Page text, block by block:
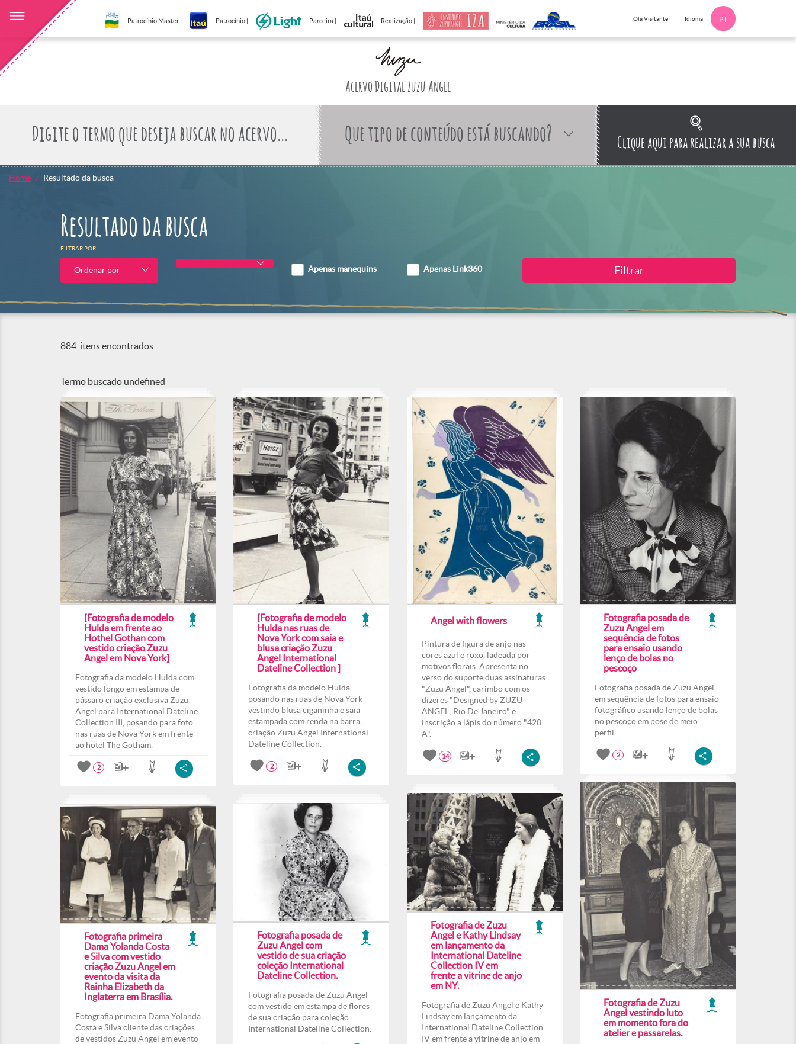
Patrocínio Master | Patrocínio | Parceira | Realização | Olá Visitante Idioma PT
Acervo Digital Zuzu Angel
Que tipo de conteúdo está buscando? Clique aqui para realizar a sua busca
Home Resultado da busca
Resultado da busca
FILTRAR POR:
Ordenar por Apenas manequins Apenas Link360
884 itens encontrados
Termo buscado undefined
[Fotografia de modelo
Hulda em frente ao
Hothel Gothan com
vestido criação Zuzu
Angel em Nova York]
Fotografia da modelo Hulda com
vestido longo em estampa de
pássaro criação exclusiva Zuzu
Angel para International Dateline
Collection III, posando para foto
nas ruas de Nova York em frente
ao hotel The Gotham.
2
[Fotografia de modelo
Hulda nas ruas de
Nova York com saia e
blusa criação Zuzu
Angel International
Dateline Collection ]
Fotografia da modelo Hulda
posando nas ruas de Nova York
vestindo blusa ciganinha e saia
estampada com renda na barra,
criação Zuzu Angel International
Dateline Collection.
2
Angel with flowers
Pintura de figura de anjo nas
cores azul e roxo, ladeada por
motivos florais. Apresenta no
verso do suporte duas assinaturas
"Zuzu Angel", carimbo com os
dizeres "Designed by ZUZU
ANGEL; Rio De Janeiro" e
inscrição a lápis do número "420
A".
14
Fotografia posada de
Zuzu Angel em
sequência de fotos
para ensaio usando
lenço de bolas no
pescoço
Fotografia posada de Zuzu Angel
em sequência de fotos para ensaio
fotográfico usando lenço de bolas
no pescoço em pose de meio
perfil.
2
Fotografia de Zuzu
Angel vestindo luto
em momento fora do
atelier e passarelas.
Fotografia de Zuzu
Angel e Kathy Lindsay
em lançamento da
International Dateline
Collection IV em
frente a vitrine de anjo
em NY.
Fotografia de Zuzu Angel e Kathy
Lindsay em lançamento da
International Dateline Collection
IV em frente a vitrine de anjo em
Fotografia posada de
Zuzu Angel com
vestido de sua criação
coleção International
Dateline Collection.
Fotografia posada de Zuzu Angel
com vestido em estampa de flores
de sua criação para coleção
International Dateline Collection.
Fotografia primeira
Dama Yolanda Costa
e Silva com vestido
criação Zuzu Angel em
evento da visita da
Rainha Elizabeth da
Inglaterra em Brasília.
Fotografia primeira Dama Yolanda
Costa e Silva cliente das criações
de vestidos Zuzu Angel em evento